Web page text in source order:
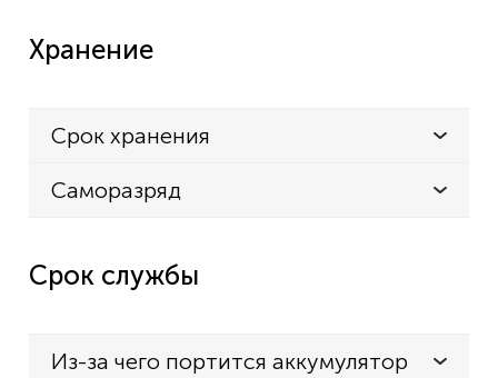
Хранение
Срок хранения
Саморазряд
Срок службы
Из-за чего портится аккумулятор